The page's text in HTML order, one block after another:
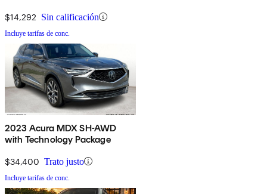
$14,292 Sin calificación
Incluye tarifas de conc.
2023 Acura MDX SH-AWD
with Technology Package
$34,400 Trato justo
Incluye tarifas de conc.